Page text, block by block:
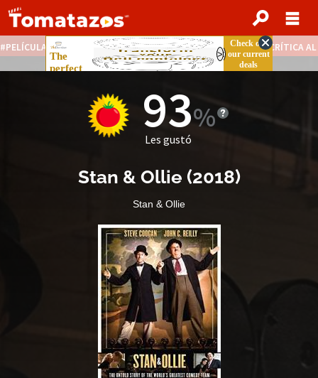
PELÍCULAS STREAMING GRATIS NOTICIAS DESTACADAS CRÍTICA
93
Les gustó
Stan & Ollie (2018)
Stan & Ollie